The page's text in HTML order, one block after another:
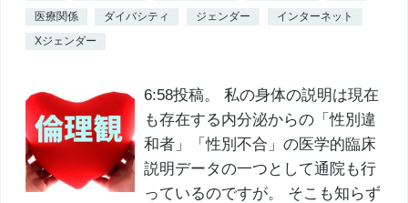
医療関係
ダイバシティ ジェンダー
インターネット
Xジェンダー
6:58投稿。 私の身体の説明は現在
も存在する内分泌からの「性別違
和者」「性別不合」の医学的臨床
説明データの一つとして通院も行
っているのですが。 そこも知らず